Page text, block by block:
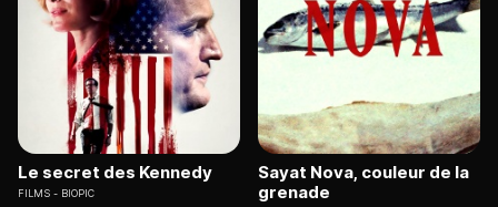
Le secret des Kennedy
FILMS BIOPIC
Sayat Nova, couleur de la
grenade